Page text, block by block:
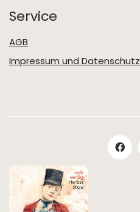
Service
AGB
Impressum und Datenschutz